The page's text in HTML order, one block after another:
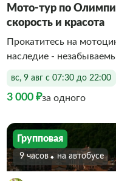
Мото-тур по
скорость и красота
Прокатитесь на
наследие -
вс, 9 авг с 07:30 до 22:00
3 000 ₽за одного
Групповая
9 часов На автобусе